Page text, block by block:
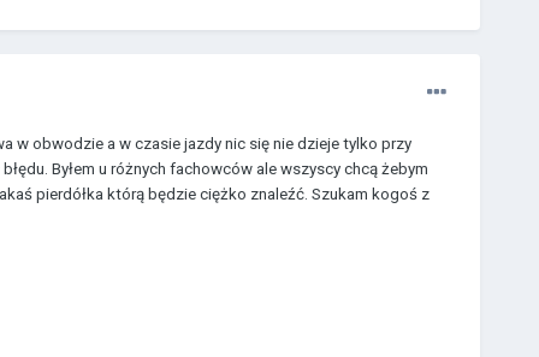
w obwodzie a w czasie jazdy nic się nie dzieje tylko przy
Byłem u różnych fachowców ale wszyscy chcą żebym
pierdółka którą będzie ciężko znaleźć. Szukam kogoś z